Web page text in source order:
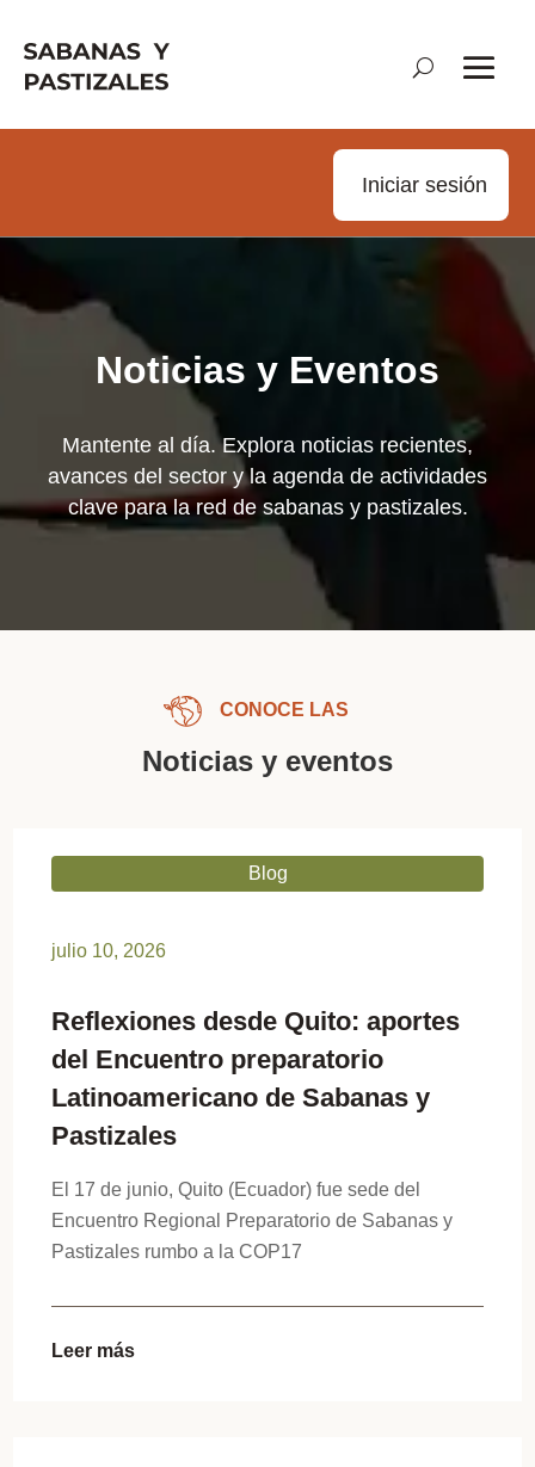
Iniciar sesión
Noticias y Eventos
Mantente al día. Explora noticias recientes,
avances del sector y la agenda de actividades
clave para la red de sabanas y pastizales.
CONOCE LAS
Noticias y eventos
Blog
julio 10, 2026
Reflexiones desde Quito: aportes
del Encuentro preparatorio
Latinoamericano de Sabanas y
Pastizales
El 17 de junio, Quito (Ecuador) fue sede del
Encuentro Regional Preparatorio de Sabanas y
Pastizales rumbo a la COP17
Leer más